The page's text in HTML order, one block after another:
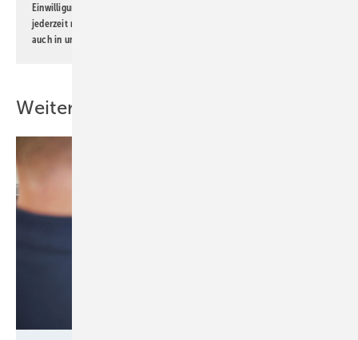
Einwilligung kann ich jederzeit widerrufen und eine Abmeldung ist
jederzeit möglich. Informationen zum Umgang mit Daten finden Sie
auch in unserer
Weitere Inhalte